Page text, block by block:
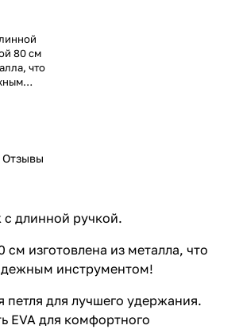
80 см
что
зев 10
Отзывы
с длинной ручкой.
см изготовлена из металла, что
инструментом!
петля для лучшего удержания.
EVA для комфортного